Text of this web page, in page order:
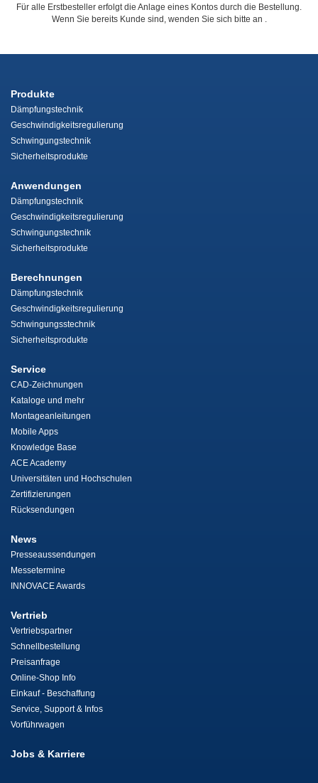
Für alle Erstbesteller erfolgt die Anlage eines Kontos durch die Bestellung.
Wenn Sie bereits Kunde sind, wenden Sie sich bitte an .
Produkte
Dämpfungstechnik
Geschwindigkeitsregulierung
Schwingungstechnik
Sicherheitsprodukte
Anwendungen
Dämpfungstechnik
Geschwindigkeitsregulierung
Schwingungstechnik
Sicherheitsprodukte
Berechnungen
Dämpfungstechnik
Geschwindigkeitsregulierung
Schwingungsstechnik
Sicherheitsprodukte
Service
CAD-Zeichnungen
Kataloge und mehr
Montageanleitungen
Mobile Apps
Knowledge Base
ACE Academy
Universitäten und Hochschulen
Zertifizierungen
Rücksendungen
News
Presseaussendungen
Messetermine
INNOVACE Awards
Vertrieb
Vertriebspartner
Schnellbestellung
Preisanfrage
Online-Shop Info
Einkauf - Beschaffung
Service, Support & Infos
Vorführwagen
Jobs & Karriere